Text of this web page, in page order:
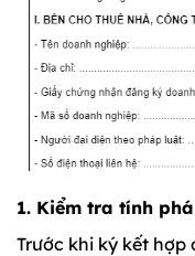
1. Kiểm tra tính
Trước khi ký kết hợp